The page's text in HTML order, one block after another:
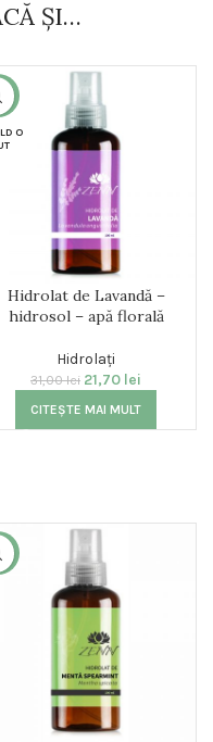
ȘI…
O
Hidrolat de Lavandă –
hidrosol – apă florală
Hidrolați
31,00lei 21,70 lei
CITEȘTE MAI MULT